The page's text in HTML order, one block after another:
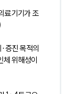
료기기가 조
증진 목적의
위해성이